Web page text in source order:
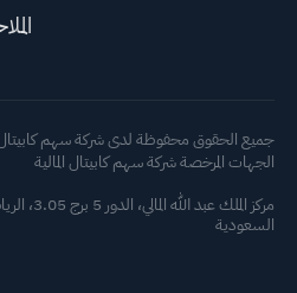
جميع الحقوق محفوظة لدى شركة سهم كابيتال
الجهات المرخصة شركة سهم كابيتال المالية
السعودية